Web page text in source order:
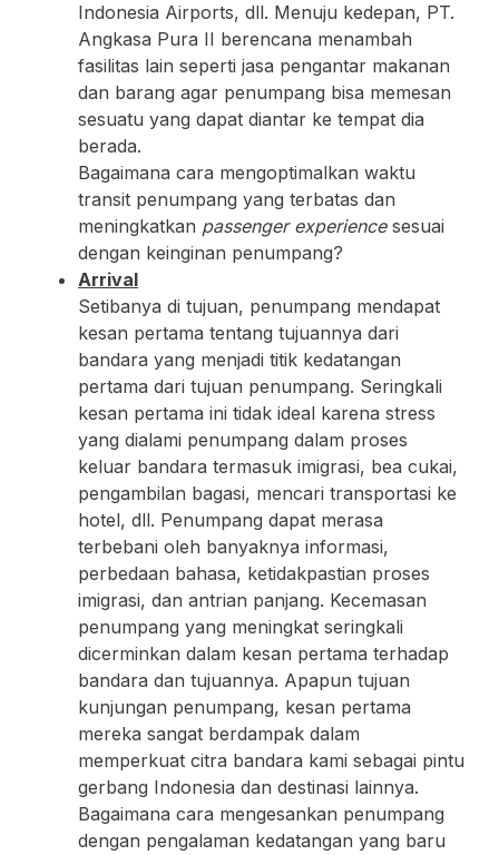
Indonesia Airports, dll. Menuju kedepan, PT.
Angkasa Pura II berencana menambah
fasilitas lain seperti jasa pengantar makanan
dan barang agar penumpang bisa memesan
sesuatu yang dapat diantar ke tempat dia
berada.
Bagaimana cara mengoptimalkan waktu
transit penumpang yang terbatas dan
meningkatkan passenger experiencesesuai
dengan keinginan penumpang?
Arrival
Setibanya di tujuan, penumpang mendapat
kesan pertama tentang tujuannya dari
bandara yang menjadi titik kedatangan
pertama dari tujuan penumpang. Seringkali
kesan pertama ini tidak ideal karena stress
yang dialami penumpang dalam proses
keluar bandara termasuk imigrasi, bea cukai,
pengambilan bagasi, mencari transportasi ke
hotel, dll. Penumpang dapat merasa
terbebani oleh banyaknya informasi,
perbedaan bahasa, ketidakpastian proses
imigrasi, dan antrian panjang. Kecemasan
penumpang yang meningkat seringkali
dicerminkan dalam kesan pertama terhadap
bandara dan tujuannya. Apapun tujuan
kunjungan penumpang, kesan pertama
mereka sangat berdampak dalam
memperkuat citra bandara kami sebagai pintu
gerbang Indonesia dan destinasi lainnya.
Bagaimana cara mengesankan penumpang
dengan pengalaman kedatangan yang baru